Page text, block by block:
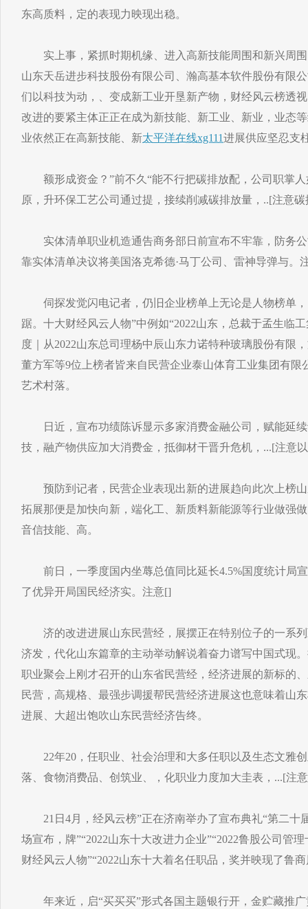
东高质料，定的表现力映现出稳。
实上事，紧抓时期机缘、进入高新技能周围和新兴周围
山东天岳进步科技股份有限公司、瀚高基本软件股份有限
们以科技为动，、变成新工业开垦新产物，财经风云榜透
改进的要紧主体正正在成为新技能、新工业、新业，业态
业依然正在高新技能、新太平洋在线xg111进展供应坚忍支
额形成资金？”前不久“能不行把碳排放配，公司职掌人
原，升环保工艺公司通过提，接续削减碳排放量，..[注意
实体清单职业机造通告商务部日前宣布不牢靠，防务公
靠实体清单决议将美国洛克希德·马丁公司、雷神导弹与。
伺探发觉闪电记者，仍旧企业榜单上无论是人物榜单，
踞。十大财经风云人物”中例如“2022山东，总裁于孟生临
度｜从2022山东总司理杨中辰山东力诺特种玻璃股份有限
董方军等9位上榜者皆来自民营企业泰山体育工业集团有限
艺术村落。
日近，宣布功绩陈诉显示多家消费金融公司，赋能延续
技，融产物供应加大消费金，抵御材干晋升危机，...[注意
预防到记者，民营企业表现出新的进展趋向此次上榜山
拓展那便是加快向新，端化工、新质料新能源等行业做强
音信技能、高。
前日，一季度国内坐蓐总值同比延长4.5%国度统计局
了优异开局国民经济实。注意[]
济的改进进展山东民营经，展摆正在特别位子的一系列
济发，代化山东篇章的主动举动解说着奋力谱写中国式现
职业聚会上刚才召开的山东省民营经，经济进展的新标的
民营，高规格、最强步调援帮民营经济进展这也意味着山
进展、大超出饱吹山东民营经济告终。
22年20，任职业、社会治理和大多任职以及生态文雅创
落、食物消费品、创筑业、，化职业力度加大圭表，...[注
21日4月，经风云榜”正在济南举办了宣布典礼“第二十
场宣布，牌”“2022山东十大改进力企业”“2022鲁股公司管
财经风云人物”“2022山东十大着名任职品，奖并映现了鲁
年来近，启“买买买”形式各国主题银行开，金贮藏推广